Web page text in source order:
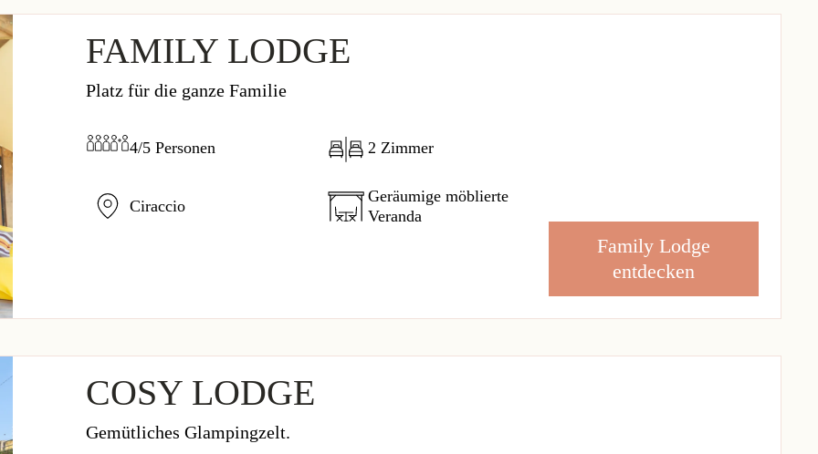
FAMILY LODGE
Platz für die ganze Familie
4/5 Personen
Ciraccio
2 Zimmer
Geräumige möblierte
Veranda
Family Lodge
entdecken
COSY LODGE
Gemütliches Glampingzelt.